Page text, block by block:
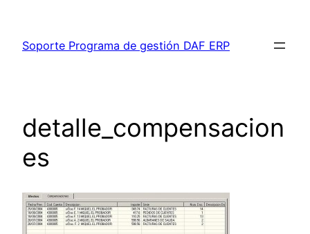
contenido
Soporte Programa de gestión DAF ERP
detalle_compensacion
es